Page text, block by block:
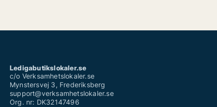
Ledigabutikslokaler.se
c/o Verksamhetslokaler.se
Mynstersvej 3, Frederiksberg
support@verksamhetslokaler.se
Org. nr: DK32147496